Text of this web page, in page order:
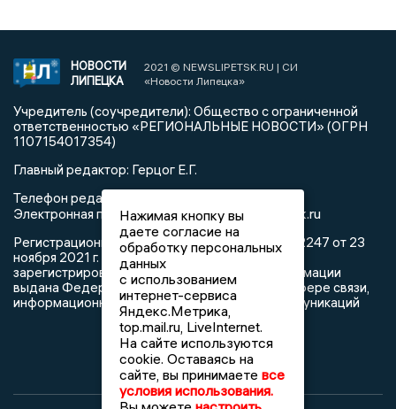
НОВОСТИ
ЛИПЕЦКА
2021 © NEWSLIPETSK.RU | СИ
«Новости Липецка»
Учредитель (соучредители): Общество с ограниченной
ответственностью «РЕГИОНАЛЬНЫЕ НОВОСТИ» (ОГРН
1107154017354)
Главный редактор: Герцог Е.Г.
Телефон редакции: +7 903 699 9427
Электронная почта редакции:info@newslipetsk.ru
Регистрационный номер: серия Эл № ФС77-82247 от 23
ноября 2021 г. согласно выписке из реестра
зарегистрированных средств массовой информации
выдана Федеральной службой по надзору в сфере связи,
информационных технологий и массовых коммуникаций
Нажимая кнопку вы
даете согласие на
обработку персональных
данных
с использованием
интернет-сервиса
Яндекс.Метрика,
top.mail.ru, LiveInternet.
На сайте используются
cookie. Оставаясь на
сайте, вы принимаете все
условия использования.